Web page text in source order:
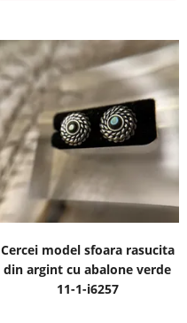
Cercei model sfoara rasucita
din argint cu abalone verde
11-1-i6257